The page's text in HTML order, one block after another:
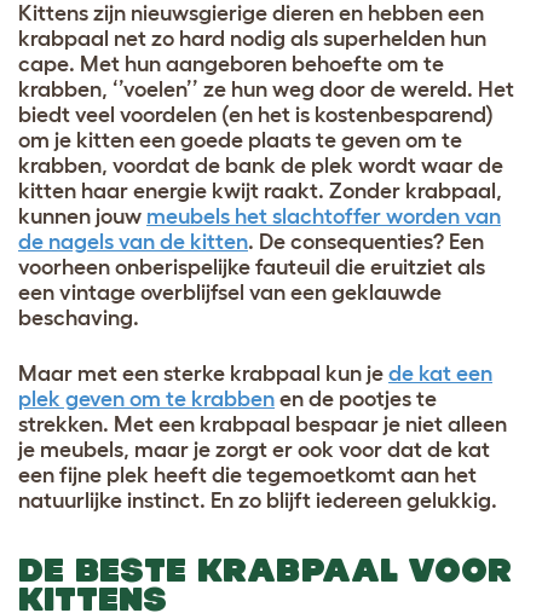
Kittens zijn nieuwsgierige dieren en hebben een
krabpaal net zo hard nodig als superhelden hun
cape. Met hun aangeboren behoefte om te
krabben, ‘’voelen’’ ze hun weg door de wereld. Het
biedt veel voordelen (en het is kostenbesparend)
om je kitten een goede plaats te geven om te
krabben, voordat de bank de plek wordt waar de
kitten haar energie kwijt raakt. Zonder krabpaal,
kunnen jouw meubels het slachtoffer worden van
de nagels van de kitten. De consequenties? Een
voorheen onberispelijke fauteuil die eruitziet als
een vintage overblijfsel van een geklauwde
beschaving.
Maar met een sterke krabpaal kun je de kat een
plek geven om te krabben en de pootjes te
strekken. Met een krabpaal bespaar je niet alleen
je meubels, maar je zorgt er ook voor dat de kat
een fijne plek heeft die tegemoetkomt aan het
natuurlijke instinct. En zo blijft iedereen gelukkig.
DE BESTE KRABPAAL VOOR
KITTENS